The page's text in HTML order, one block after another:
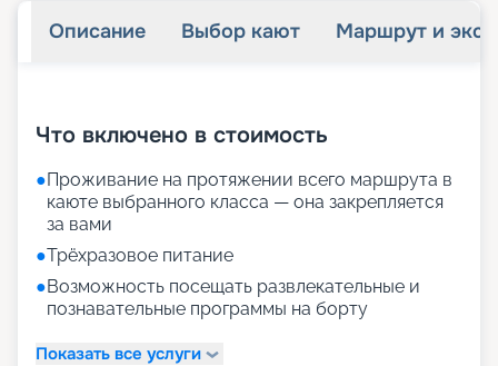
Описание Выбор кают Маршрут и
Что включено в стоимость
●Проживание на протяжении всего маршрута в
каюте выбранного класса — она закрепляется
за вами
●Трёхразовое питание
●Возможность посещать развлекательные и
познавательные программы на борту
Показать все услуги